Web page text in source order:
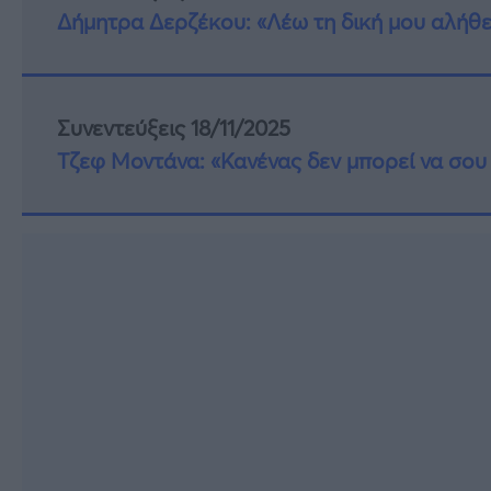
Δήμητρα Δερζέκου: «Λέω τη δική μου
Συνεντεύξεις 18/11/2025
Τζεφ Μοντάνα: «Κανένας δεν μπορεί να σου